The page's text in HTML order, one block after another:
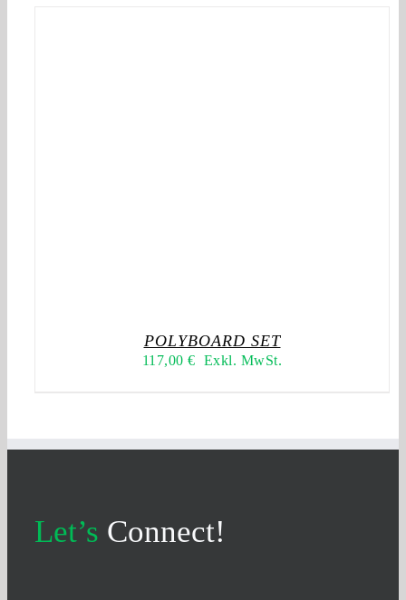
POLYBOARD SET
117,00€ Exkl. MwSt.
Let’s Connect!